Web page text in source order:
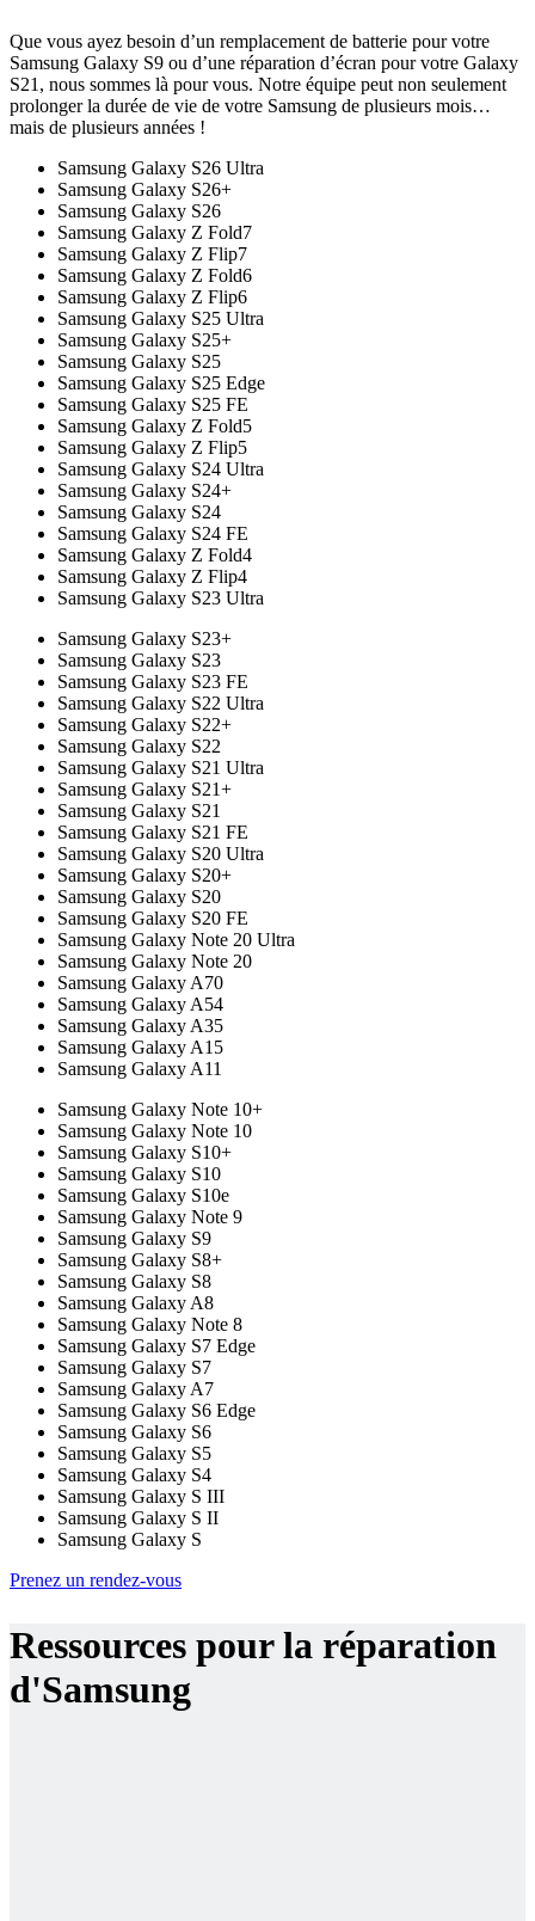
Que vous ayez besoin d’un remplacement de batterie pour votre
Samsung Galaxy S9 ou d’une réparation d’écran pour votre Galaxy
S21, nous sommes là pour vous. Notre équipe peut non seulement
prolonger la durée de vie de votre Samsung de plusieurs mois…
mais de plusieurs années !
Samsung Galaxy S26 Ultra
Samsung Galaxy S26+
Samsung Galaxy S26
Samsung Galaxy Z Fold7
Samsung Galaxy Z Flip7
Samsung Galaxy Z Fold6
Samsung Galaxy Z Flip6
Samsung Galaxy S25 Ultra
Samsung Galaxy S25+
Samsung Galaxy S25
Samsung Galaxy S25 Edge
Samsung Galaxy S25 FE
Samsung Galaxy Z Fold5
Samsung Galaxy Z Flip5
Samsung Galaxy S24 Ultra
Samsung Galaxy S24+
Samsung Galaxy S24
Samsung Galaxy S24 FE
Samsung Galaxy Z Fold4
Samsung Galaxy Z Flip4
Samsung Galaxy S23 Ultra
Samsung Galaxy S23+
Samsung Galaxy S23
Samsung Galaxy S23 FE
Samsung Galaxy S22 Ultra
Samsung Galaxy S22+
Samsung Galaxy S22
Samsung Galaxy S21 Ultra
Samsung Galaxy S21+
Samsung Galaxy S21
Samsung Galaxy S21 FE
Samsung Galaxy S20 Ultra
Samsung Galaxy S20+
Samsung Galaxy S20
Samsung Galaxy S20 FE
Samsung Galaxy Note 20 Ultra
Samsung Galaxy Note 20
Samsung Galaxy A70
Samsung Galaxy A54
Samsung Galaxy A35
Samsung Galaxy A15
Samsung Galaxy A11
Samsung Galaxy Note 10+
Samsung Galaxy Note 10
Samsung Galaxy S10+
Samsung Galaxy S10
Samsung Galaxy S10e
Samsung Galaxy Note 9
Samsung Galaxy S9
Samsung Galaxy S8+
Samsung Galaxy S8
Samsung Galaxy A8
Samsung Galaxy Note 8
Samsung Galaxy S7 Edge
Samsung Galaxy S7
Samsung Galaxy A7
Samsung Galaxy S6 Edge
Samsung Galaxy S6
Samsung Galaxy S5
Samsung Galaxy S4
Samsung Galaxy S III
Samsung Galaxy S II
Samsung Galaxy S
Prenez un rendez-vous
Ressources pour la réparation
d'Samsung